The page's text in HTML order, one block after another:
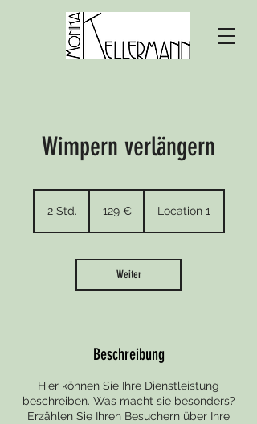
Wimpern verlängern
2 Std.
d
129 € Location 1
Weiter
Beschreibung
Hier können Sie Ihre Dienstleistung
beschreiben. Was macht sie besonders?
Erzählen Sie Ihren Besuchern über Ihre